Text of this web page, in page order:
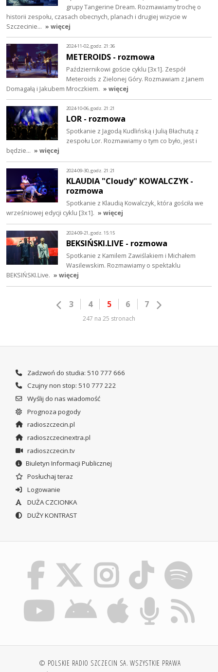
grupy Tangerine Dream. Rozmawiamy trochę o
historii zespołu, czasach obecnych, planach i drugiej wizycie w
Szczecinie… » więcej
2024-11-02, godz. 21:36
METEROIDS - rozmowa
Październikowi goście cyklu [3x1]. Zespół
Meteroids z Zielonej Góry. Rozmawiam z Janem
Domagałą i Jakubem Mroczkiem. » więcej
2024-10-06, godz. 21:21
LOR - rozmowa
Spotkanie z Jagodą Kudlińską i Julią Błachutą z
zespołu Lor. Rozmawiamy o tym co było, jest i
będzie... » więcej
2024-09-30, godz. 21:21
KLAUDIA "Cloudy" KOWALCZYK -
rozmowa
Spotkanie z Klaudią Kowalczyk, która gościła we
wrześniowej edycji cyklu [3x1]. » więcej
2024-09-21, godz. 15:15
BEKSIŃSKI.LIVE - rozmowa
Spotkanie z Kamilem Zawiślakiem i Michałem
Wasilewskim. Rozmawiamy o spektaklu
BEKSIŃSKI.Live. » więcej
3 4 5 6 7
247 na 25 stronach
Zadzwoń do studia: 510 777 666
Czujny non stop: 510 777 222
Wyślij do nas wiadomość
Prognoza pogody
radioszczecin.pl
radioszczecinextra.pl
radioszczecin.tv
Biuletyn Informacji Publicznej
Posłuchaj teraz
Logowanie
DUŻA CZCIONKA
DUŻY KONTRAST
© POLSKIE RADIO SZCZECIN SA. WSZYSTKIE PRAWA